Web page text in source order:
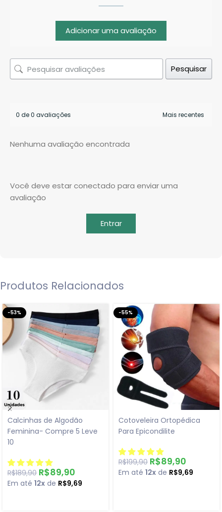
Você deve estar conectado para enviar uma
avaliação
Entrar
Adicionar uma avaliação
Pesquisar
0 de 0 avaliações
Nenhuma avaliação encontrada
Produtos Relacionados
-53%
Calcinhas de Algodão
Feminina- Compre 5 Leve
10
R$189,90 R$89,90
Em até 12x de R$9,69
-55%
Cotoveleira Ortopédica
Para Epicondilite
R$199,90 R$89,90
Em até 12x de R$9,69